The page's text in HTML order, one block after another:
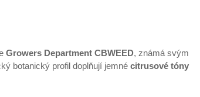
Growers Department CBWEED, známá svým
botanický profil doplňují jemné citrusové tóny